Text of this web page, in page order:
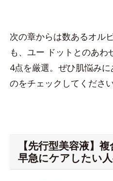
次の章からは数あるオル
も、ユー ドットとのあ
4点を厳選。ぜひ肌悩み
のをチェックしてください
【先行型美容液】
早急にケアしたい